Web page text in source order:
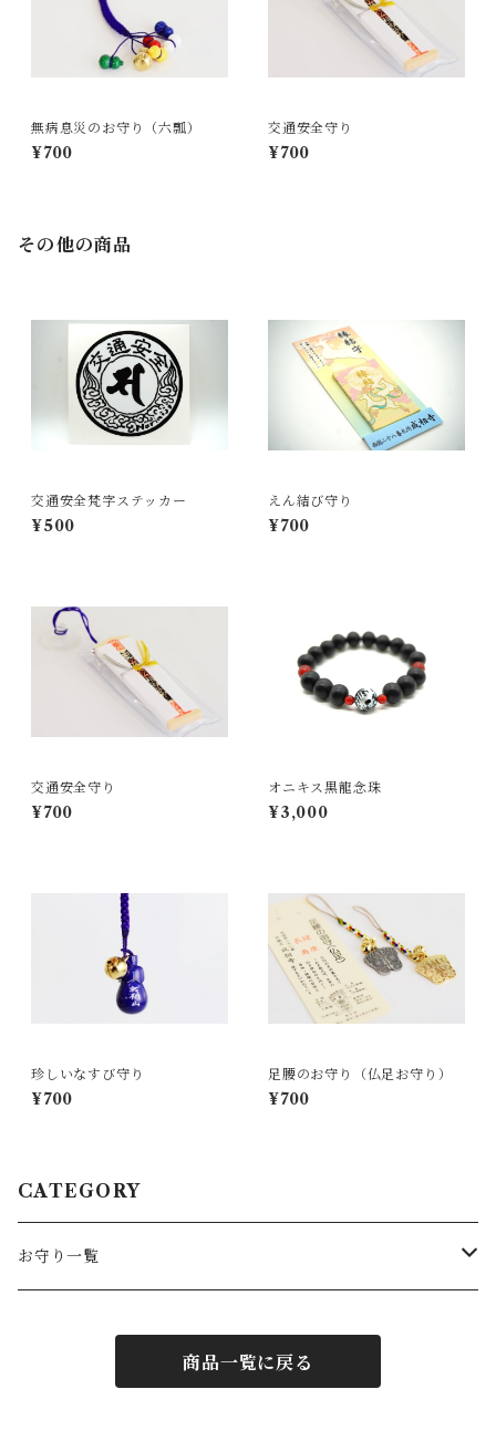
無病息災のお守り（六瓢）
¥700
交通安全守り
¥700
その他の商品
交通安全梵字ステッカー
¥500
えん結び守り
¥700
交通安全守り
¥700
オニキス黒龍念珠
¥3,000
珍しいなすび守り
¥700
足腰のお守り（仏足お守り）
¥700
CATEGORY
お守り一覧
商品一覧に戻る